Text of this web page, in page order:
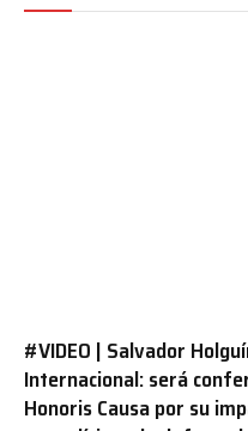
#VIDEO | Salvador
Internacional: será
Honoris Causa por su